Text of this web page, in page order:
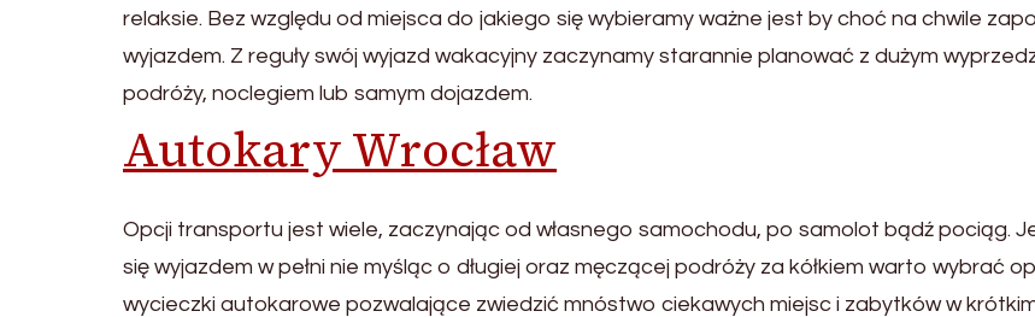
relaksie. Bez względu od miejsca do jakiego się wybieramy ważne jest by choć na chwile
wyjazdem. Z reguły swój wyjazd wakacyjny zaczynamy starannie planować z dużym
podróży, noclegiem lub samym dojazdem.
Autokary Wrocław
Opcji transportu jest wiele, zaczynając od własnego samochodu, po samolot bądź pociąg.
się wyjazdem w pełni nie myśląc o długiej oraz męczącej podróży za kółkiem warto wybrać
wycieczki autokarowe pozwalające zwiedzić mnóstwo ciekawych miejsc i zabytków w